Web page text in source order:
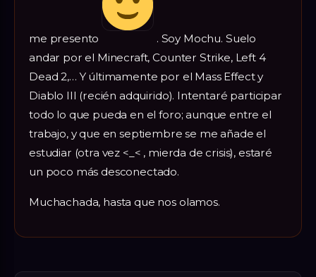
me presento
. Soy Mochu. Suelo
andar por el Minecraft, Counter Strike, Left 4
Dead 2,… Y últimamente por el Mass Effect y
Diablo III (recién adquirido). Intentaré participar
todo lo que pueda en el foro; aunque entre el
trabajo, y que en septiembre se me añade el
estudiar (otra vez <_< , mierda de crisis), estaré
un poco más desconectado.
Muchachada, hasta que nos olamos.